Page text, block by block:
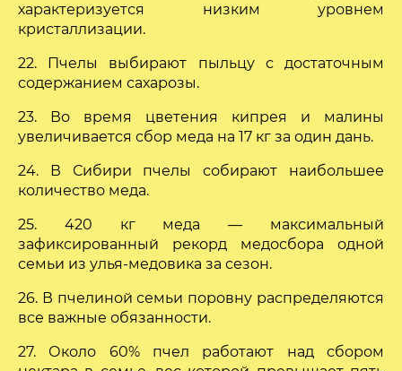
характеризуется низким уровнем
кристаллизации.
22. Пчелы выбирают пыльцу с достаточным
содержанием сахарозы.
23. Во время цветения кипрея и малины
увеличивается сбор меда на 17 кг за один дань.
24. В Сибири пчелы собирают наибольшее
количество меда.
25. 420 кг меда — максимальный
зафиксированный рекорд медосбора одной
семьи из улья-медовика за сезон.
26. В пчелиной семьи поровну распределяются
все важные обязанности.
27. Около 60% пчел работают над сбором